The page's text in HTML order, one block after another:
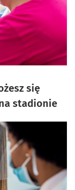
się
stadionie